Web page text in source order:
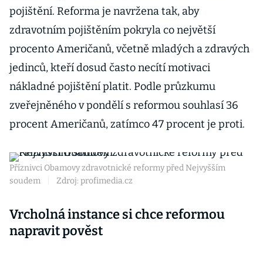
pojištění. Reforma je navržena tak, aby
zdravotním pojištěním pokryla co největší
procento Američanů, včetně mladých a zdravých
jedinců, kteří dosud často necítí motivaci
nákladné pojištění platit. Podle průzkumu
zveřejněného v pondělí s reformou souhlasí 36
procent Američanů, zatímco 47 procent je proti.
Příznivci Obamovy zdravotnické reformy před Nejvyšším
soudem
Zdroj: profimedia.cz
Vrcholná instance si chce reformou
napravit pověst